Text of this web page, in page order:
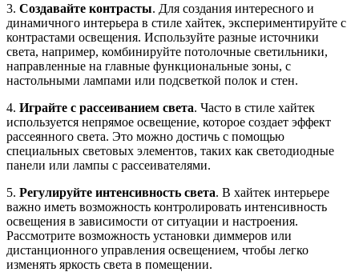
3. Создавайте контрасты. Для создания интересного и
динамичного интерьера в стиле хайтек, экспериментируйте с
контрастами освещения. Используйте разные источники
света, например, комбинируйте потолочные светильники,
направленные на главные функциональные зоны, с
настольными лампами или подсветкой полок и стен.
4. Играйте с рассеиванием света. Часто в стиле хайтек
используется непрямое освещение, которое создает эффект
рассеянного света. Это можно достичь с помощью
специальных световых элементов, таких как светодиодные
панели или лампы с рассеивателями.
5. Регулируйте интенсивность света. В хайтек интерьере
важно иметь возможность контролировать интенсивность
освещения в зависимости от ситуации и настроения.
Рассмотрите возможность установки диммеров или
дистанционного управления освещением, чтобы легко
изменять яркость света в помещении.